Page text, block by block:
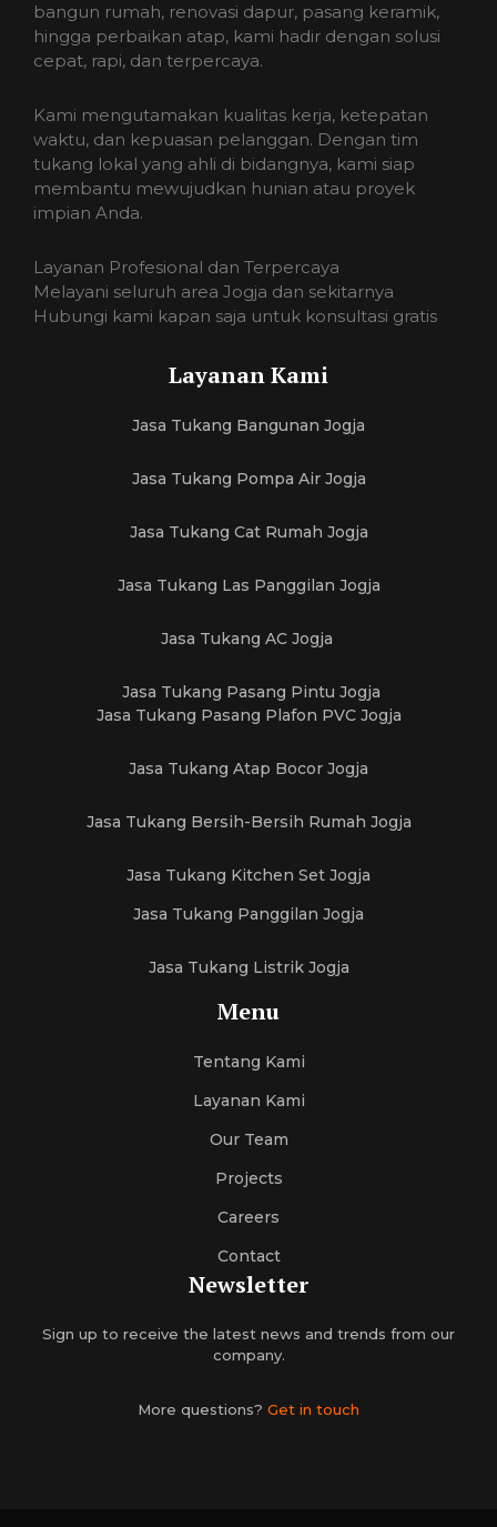
bangun rumah, renovasi dapur, pasang keramik,
hingga perbaikan atap, kami hadir dengan solusi
cepat, rapi, dan terpercaya.
Kami mengutamakan kualitas kerja, ketepatan
waktu, dan kepuasan pelanggan. Dengan tim
tukang lokal yang ahli di bidangnya, kami siap
membantu mewujudkan hunian atau proyek
impian Anda.
Layanan Profesional dan Terpercaya
Melayani seluruh area Jogja dan sekitarnya
Hubungi kami kapan saja untuk konsultasi gratis
Layanan Kami
Jasa Tukang Bangunan Jogja
Jasa Tukang Pompa Air Jogja
Jasa Tukang Cat Rumah Jogja
Jasa Tukang Las Panggilan Jogja
Jasa Tukang AC Jogja
Jasa Tukang Pasang Pintu Jogja
Jasa Tukang Pasang Plafon PVC Jogja
Jasa Tukang Atap Bocor Jogja
Jasa Tukang Bersih-Bersih Rumah Jogja
Jasa Tukang Kitchen Set Jogja
Jasa Tukang Panggilan Jogja
Jasa Tukang Listrik Jogja
Menu
Tentang Kami
Layanan Kami
Our Team
Projects
Careers
Contact
Newsletter
Sign up to receive the latest news and trends from our
company.
More questions? Get in touch